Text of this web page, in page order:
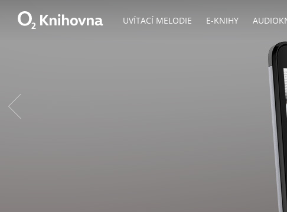
UVÍTACÍ MELODIE E-KNIHY
nabídku